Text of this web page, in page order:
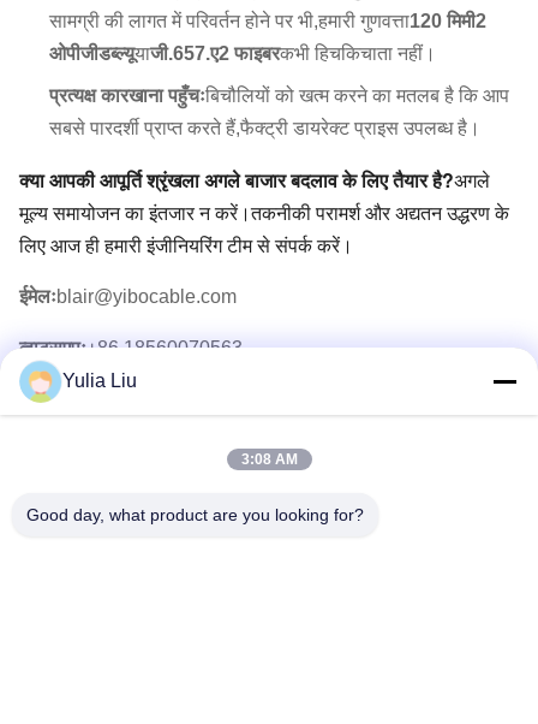
सामग्री की लागत में परिवर्तन होने पर भी,हमारी गुणवत्ता120 मिमी2
ओपीजीडब्ल्यूयाजी.657.ए2 फाइबरकभी हिचकिचाता नहीं।
प्रत्यक्ष कारखाना पहुँचःबिचौलियों को खत्म करने का मतलब है कि आप
सबसे पारदर्शी प्राप्त करते हैं,फैक्ट्री डायरेक्ट प्राइस उपलब्ध है।
क्या आपकी आपूर्ति श्रृंखला अगले बाजार बदलाव के लिए तैयार है?अगले
मूल्य समायोजन का इंतजार न करें।तकनीकी परामर्श और अद्यतन उद्धरण के
लिए आज ही हमारी इंजीनियरिंग टीम से संपर्क करें।
ईमेलःblair@yibocable.com
व्हाट्सएपः+86 18560070563
Yulia Liu
3:08 AM
Good day, what product are you looking for?